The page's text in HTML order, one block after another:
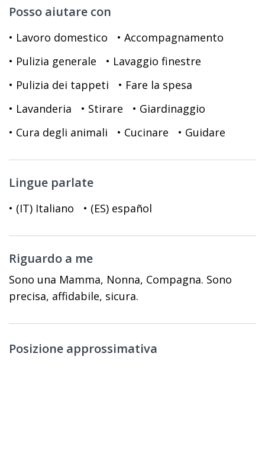
Posso aiutare con
• Lavoro domestico
• Accompagnamento
• Pulizia generale
• Lavaggio finestre
• Pulizia dei tappeti
• Fare la spesa
• Lavanderia
• Stirare
• Giardinaggio
• Cura degli animali
• Cucinare • Guidare
Lingue parlate
• (IT) Italiano • (ES) español
Riguardo a me
Sono una Mamma, Nonna, Compagna. Sono
precisa, affidabile, sicura.
Posizione approssimativa